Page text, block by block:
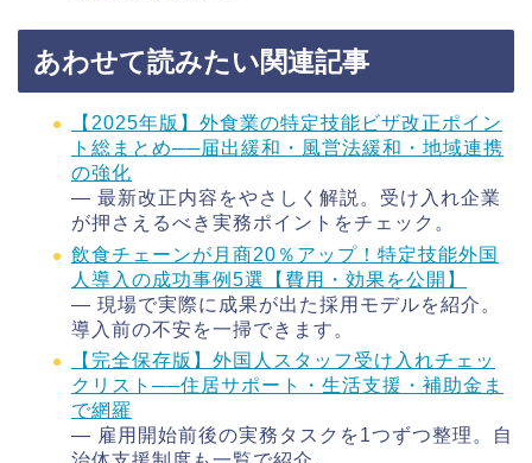
あわせて読みたい関連記事
【2025年版】外食業の特定技能ビザ改正ポイン
ト総まとめ──届出緩和・風営法緩和・地域連携
の強化
― 最新改正内容をやさしく解説。受け入れ企業
が押さえるべき実務ポイントをチェック。
飲食チェーンが月商20％アップ！特定技能外国
人導入の成功事例5選【費用・効果を公開】
― 現場で実際に成果が出た採用モデルを紹介。
導入前の不安を一掃できます。
【完全保存版】外国人スタッフ受け入れチェッ
クリスト──住居サポート・生活支援・補助金ま
で網羅
― 雇用開始前後の実務タスクを1つずつ整理。自